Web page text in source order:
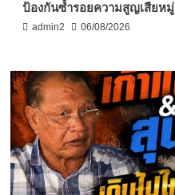
ป้องกันซ้ำรอยความสูญเสียหมู่
admin2 06/08/2026